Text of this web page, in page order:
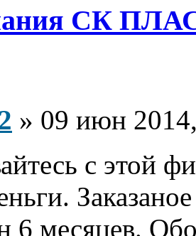
СК
» 09 июн
с этой
6 месяцев.